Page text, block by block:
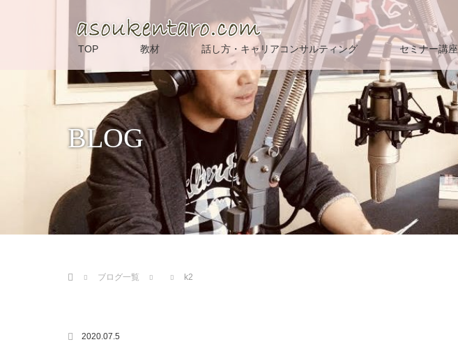
TOP 教材 話し方・キャリアコンサルティング セミナー講座
BLOG
ブログ一覧
k2
2020.07.5